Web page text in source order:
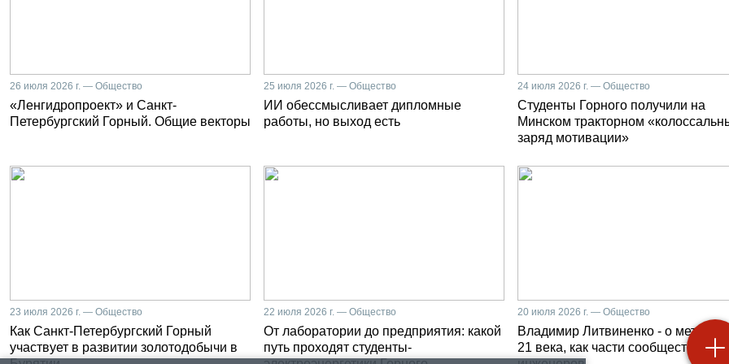
26 июля 2026 г. — Общество
«Ленгидропроект» и Санкт-
Петербургский Горный. Общие векторы
25 июля 2026 г. — Общество
ИИ обессмысливает дипломные
работы, но выход есть
24 июля 2026 г. — Общество
Студенты Горного получили на
Минском тракторном
заряд мотивации»
23 июля 2026 г. — Общество
Как Санкт-Петербургский Горный
участвует в развитии золотодобычи в
22 июля 2026 г. — Общество
От лаборатории до предприятия: какой
путь проходят студенты-
20 июля 2026 г. — Общество
Владимир Литвиненко - о
21 века, как части сообщества